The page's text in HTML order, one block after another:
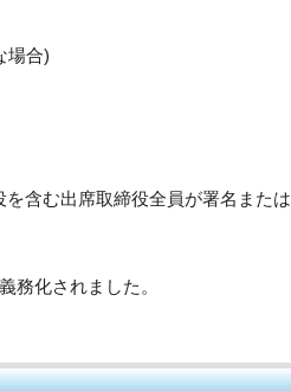
場合)
含む出席取締役全員が署名または
務化されました。